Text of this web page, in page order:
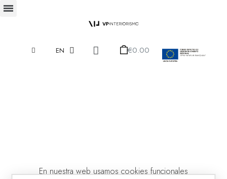
EN €0.00
En nuestra web usamos cookies funcionales